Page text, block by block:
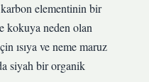
elementinin bir
kokuya neden olan
ısıya ve neme maruz
siyah bir organik